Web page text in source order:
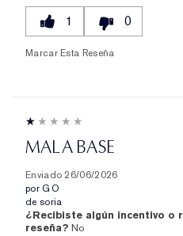
1 0
Marcar Esta Reseña
MALA BASE
Enviado 26/06/2026
por GO
de soria
¿Recibiste algún incentivo o
reseña? No